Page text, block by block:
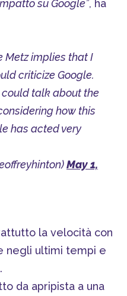
su Google”, ha
Metz implies that I
criticize Google.
talk about the
how this
has acted very
May 1,
la velocità con
negli ultimi tempi e
da apripista a una